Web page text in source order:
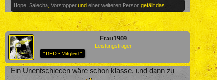
Hope Salecha Vorstopper und einer weiteren Person gefällt das.
Frau1909
Leistungsträger
* BFD - Mitglied *
Ein Unentschieden wäre schon klasse, und dann zu